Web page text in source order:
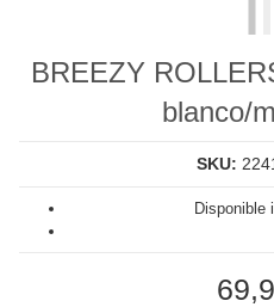
BREEZY
blanco/
SKU:
Disponible